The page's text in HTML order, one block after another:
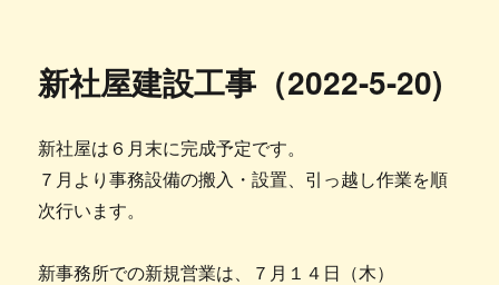
ー
新社屋建設工事（2022-5-20)
新社屋は６月末に完成予定です。
７月より事務設備の搬入・設置、引っ越し作業を順
次行います。
新事務所での新規営業は、７月１４日（木）